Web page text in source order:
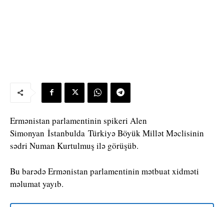
Ermənistan parlamentinin spikeri Alen
Simonyan İstanbulda Türkiyə Böyük Millət Məclisinin
sədri Numan Kurtulmuş ilə görüşüb.
Bu barədə Ermənistan parlamentinin mətbuat xidməti
məlumat yayıb.